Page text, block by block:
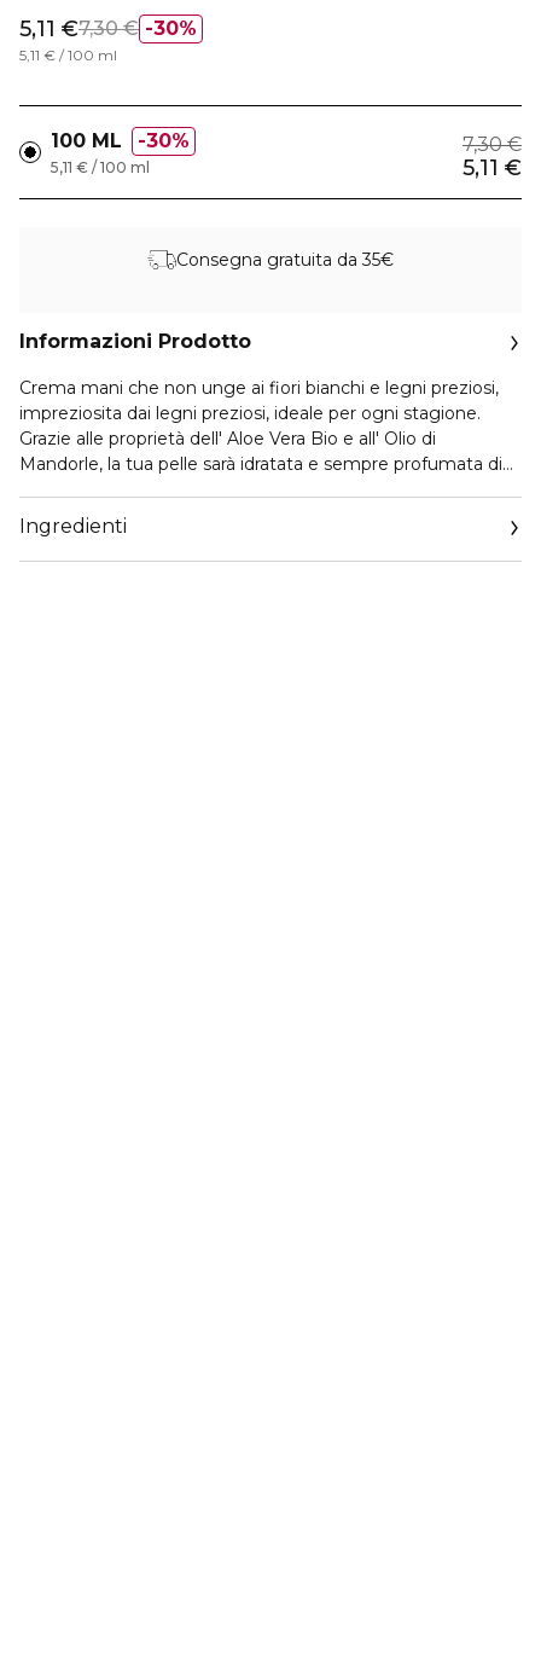
30%
5,11 €7,30 €
5,11 € / 100 ml
100 ML 30% 7,30 €
5,11 €
5,11 € / 100 ml
Consegna gratuita da 35€
Informazioni Prodotto
Crema mani che non unge ai fiori bianchi e legni preziosi,
impreziosita dai legni preziosi, ideale per ogni stagione.
Grazie alle proprietà dell' Aloe Vera Bio e all' Olio di
Mandorle, la tua pelle sarà idratata e sempre profumata di
legni preziosi e patchouli. Una crema mani che non unge di
facile assorbimento e dall'effetto emolliente duraturo nel
tempo.
Ingredienti